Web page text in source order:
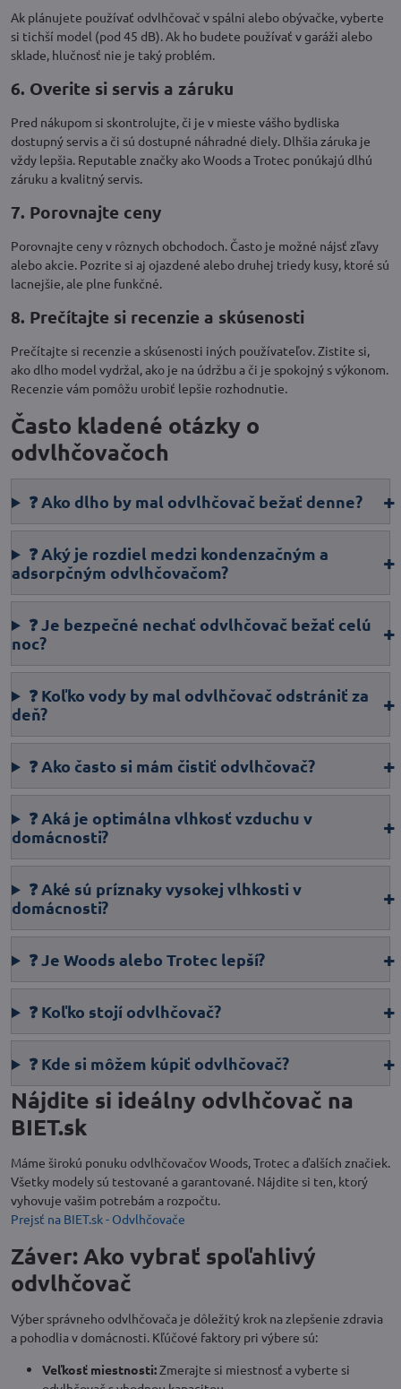
Ak plánujete používať odvlhčovač v spálni alebo obývačke, vyberte
si tichší model (pod 45 dB). Ak ho budete používať v garáži alebo
sklade, hlučnosť nie je taký problém.
6. Overite si servis a záruku
Pred nákupom si skontrolujte, či je v mieste vášho bydliska
dostupný servis a či sú dostupné náhradné diely. Dlhšia záruka je
vždy lepšia. Reputable značky ako Woods a Trotec ponúkajú dlhú
záruku a kvalitný servis.
7. Porovnajte ceny
Porovnajte ceny v rôznych obchodoch. Často je možné nájsť zľavy
alebo akcie. Pozrite si aj ojazdené alebo druhej triedy kusy, ktoré sú
lacnejšie, ale plne funkčné.
8. Prečítajte si recenzie a skúsenosti
Prečítajte si recenzie a skúsenosti iných používateľov. Zistite si,
ako dlho model vydržal, ako je na údržbu a či je spokojný s výkonom.
Recenzie vám pomôžu urobiť lepšie rozhodnutie.
Často kladené otázky o
odvlhčovačoch
❓ Ako dlho by mal odvlhčovač bežať denne?
❓ Aký je rozdiel medzi kondenzačným a
adsorpčným odvlhčovačom?
❓ Je bezpečné nechať odvlhčovač bežať celú
noc?
❓ Koľko vody by mal odvlhčovač odstrániť za
deň?
❓ Ako často si mám čistiť odvlhčovač?
❓ Aká je optimálna vlhkosť vzduchu v
domácnosti?
❓ Aké sú príznaky vysokej vlhkosti v
domácnosti?
❓ Je Woods alebo Trotec lepší?
❓ Koľko stojí odvlhčovač?
❓ Kde si môžem kúpiť odvlhčovač?
Nájdite si ideálny odvlhčovač na
BIET.sk
Máme širokú ponuku odvlhčovačov Woods, Trotec a ďalších značiek.
Všetky modely sú testované a garantované. Nájdite si ten, ktorý
vyhovuje vašim potrebám a rozpočtu.
Prejsť na BIET.sk - Odvlhčovače
Záver: Ako vybrať spoľahlivý
odvlhčovač
Výber správneho odvlhčovača je dôležitý krok na zlepšenie zdravia
a pohodlia v domácnosti. Kľúčové faktory pri výbere sú:
Veľkosť miestnosti:Zmerajte si miestnosť a vyberte si